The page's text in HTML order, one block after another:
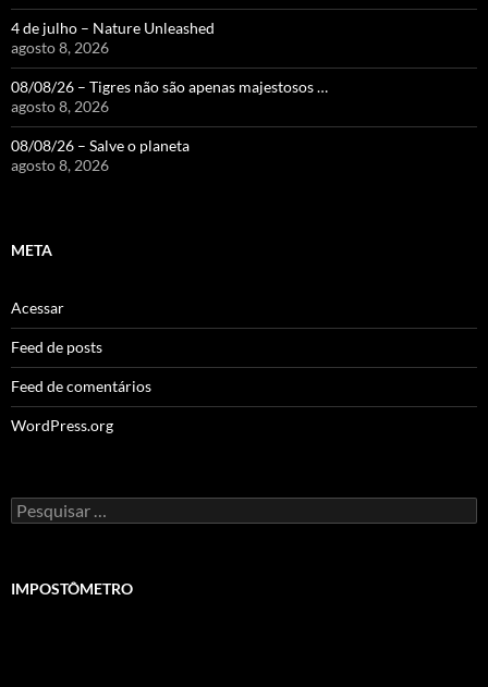
4 de julho – Nature Unleashed
agosto 8, 2026
08/08/26 – Tigres não são apenas majestosos …
agosto 8, 2026
08/08/26 – Salve o planeta
agosto 8, 2026
META
Acessar
Feed de posts
Feed de comentários
WordPress.org
Pesquisar
por:
IMPOSTÔMETRO